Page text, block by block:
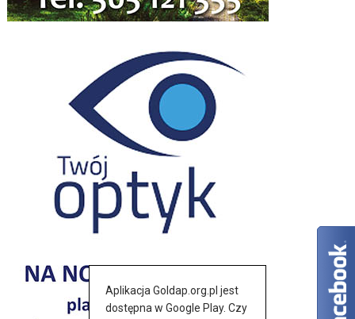
Aplikacja Goldap.org.pl jest
dostępna w Google Play. Czy